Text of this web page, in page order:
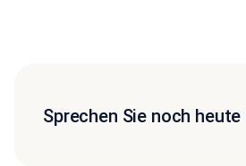
Sprechen Sie noch